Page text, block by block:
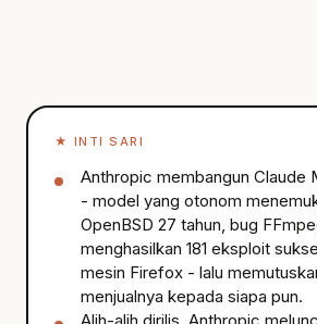
★ INTI SARI
Anthropic membangun Claude
- model yang otonom
OpenBSD 27 tahun, bug
menghasilkan 181 eksploit
mesin Firefox - lalu
menjualnya kepada siapa pun.